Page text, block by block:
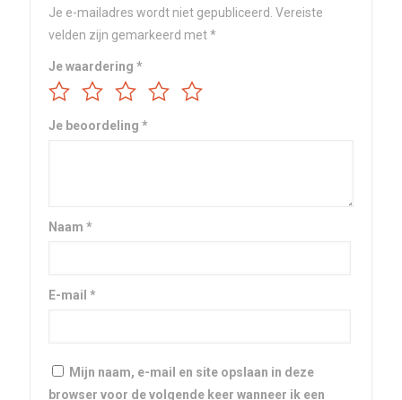
Je e-mailadres wordt niet gepubliceerd. Vereiste
velden zijn gemarkeerd met*
Je waardering *
Je beoordeling *
Naam *
E-mail *
Mijn naam, e-mail en site opslaan in deze
browser voor de volgende keer wanneer ik een